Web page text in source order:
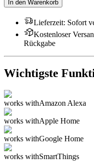
In den Warenkorb
Lieferzeit: Sofort
Kostenloser
Rückgabe
Wichtigste
works withAmazon Alexa
works withApple Home
works withGoogle Home
works withSmartThings